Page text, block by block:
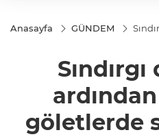
Anasayfa GÜNDEM
baraj
son
göletlerde